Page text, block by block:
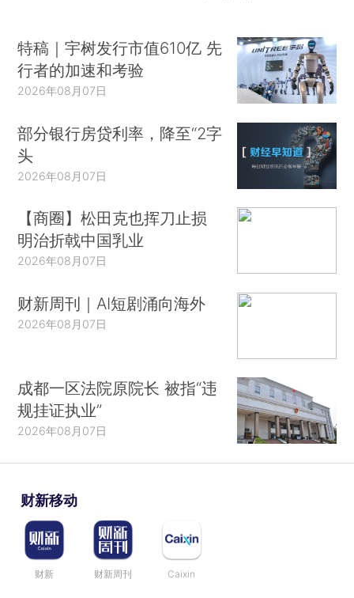
特稿｜宇树发行市值610亿 先
行者的加速和考验
2026年08月07日
部分银行房贷利率，降至“2字
头
2026年08月07日
【商圈】松田克也挥刀止损
明治折戟中国乳业
2026年08月07日
财新周刊｜AI短剧涌向海外
2026年08月07日
成都一区法院原院长 被指“违
规挂证执业”
2026年08月07日
财新移动
财新 财新周刊 Caixin